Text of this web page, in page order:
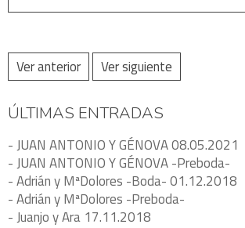
Ver anterior Ver siguiente
ÚLTIMAS ENTRADAS
- JUAN ANTONIO Y GÉNOVA 08.05.2021
- JUAN ANTONIO Y GÉNOVA -Preboda-
- Adrián y MªDolores -Boda- 01.12.2018
- Adrián y MªDolores -Preboda-
- Juanjo y Ara 17.11.2018